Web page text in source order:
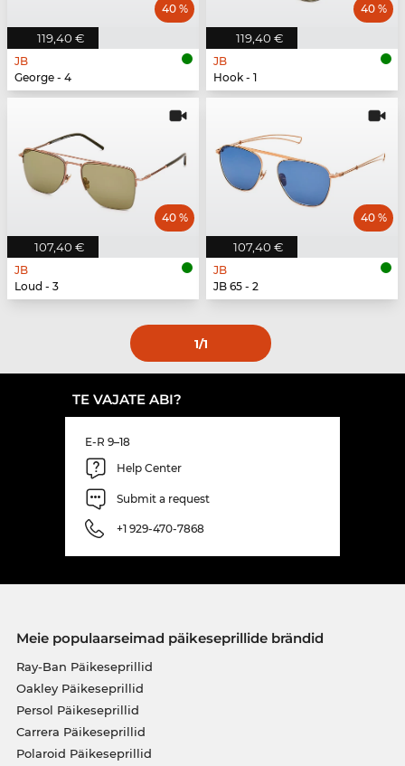
119,40 €
40 %
JB
George - 4
119,40 €
40 %
JB
Hook - 1
107,40 €
40 %
JB
Loud - 3
107,40 €
40 %
JB
JB 65 - 2
1/1
TE VAJATE ABI?
E-R 9–18
Help Center
Submit a request
+1 929-470-7868
Meie populaarseimad päikeseprillide brändid
Ray-Ban Päikeseprillid
Oakley Päikeseprillid
Persol Päikeseprillid
Carrera Päikeseprillid
Polaroid Päikeseprillid